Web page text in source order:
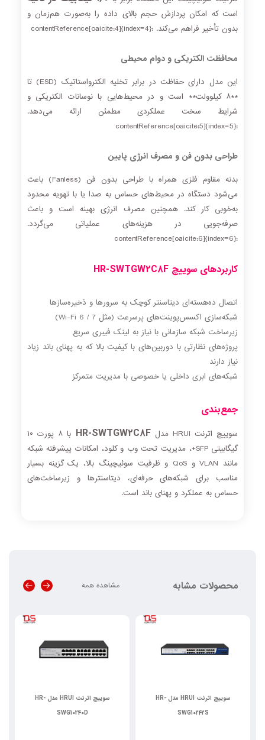
است که امکان پردازش حجم بالای داده را به‌صورت هم‌زمان و
بدون تأخیر فراهم می‌کند. :contentReference[oaicite:4]{index=4}
محافظت الکتریکی و دوام محیطی
این مدل دارای حفاظت در برابر تخلیه الکترواستاتیک (ESD) تا
**۸ کیلوولت** است و در محیط‌هایی با نوسانات الکتریکی و
شرایط سخت عملکردی مطمئن ارائه می‌دهد.
:contentReference[oaicite:5]{index=5}
طراحی بدون فن و مصرف انرژی پایین
بدنه مقاوم فلزی همراه با طراحی بدون فن (Fanless) باعث
می‌شود دستگاه در محیط‌های حساس به صدا یا با تهویه محدود
به‌خوبی کار کند. همچنین مصرف انرژی بهینه است و باعث
صرفه‌جویی در هزینه‌های عملیاتی می‌گردد.
:contentReference[oaicite:6]{index=6}
کاربردهای سوییچ HR-SWTGW2C8F
اتصال ده‌هسته‌ای دیتاسنتر کوچک به سرورها و ذخیره‌سازها
شبکه‌سازی اکسس‌پوینت‌های پرسرعت (مثل Wi-Fi 6 / 7)
زیرساخت شبکه سازمانی با نیاز به لینک فیبری سریع
پروژه‌های نظارتی با دوربین‌های با کیفیت بالا که به پهنای باند زیاد
نیاز دارند
شبکه‌های ابری داخلی یا خصوصی با مدیریت متمرکز
جمع‌بندی
سوییچ اترنت HRUI مدل HR-SWTGW2C8F
با ۸ پورت ۱۰
گیگابیتی SFP+، مدیریت تحت وب و کلود، امکانات پیشرفته شبکه
مانند VLAN و QoS و ظرفیت سوئیچینگ بالا، یک گزینه بسیار
مناسب برای شبکه‌های حرفه‌ای، دیتاسنترها و زیرساخت‌های
حساس به عملکرد و پهنای باند است.
محصولات مشابه مشاهده همه
سوییچ اترنت HRUI مدل HR-
SWG10242S
سوییچ اترنت HRUI مدل HR-
SWG10240D